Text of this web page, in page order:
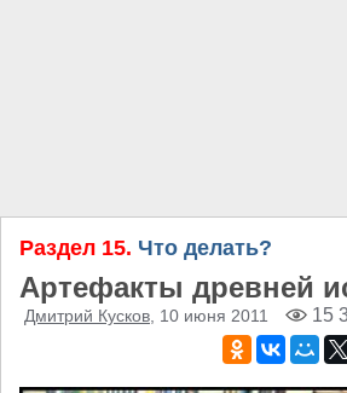
Раздел 15. Что делать?
Артефакты древней
Дмитрий Кусков , 10 июня 2011 15